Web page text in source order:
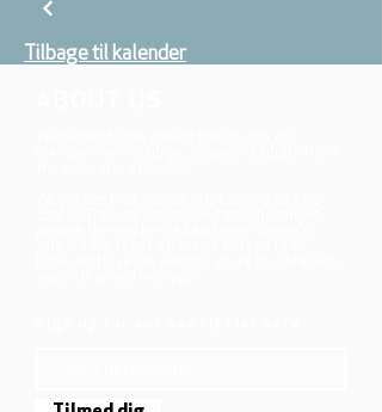
Tilbage til kalender